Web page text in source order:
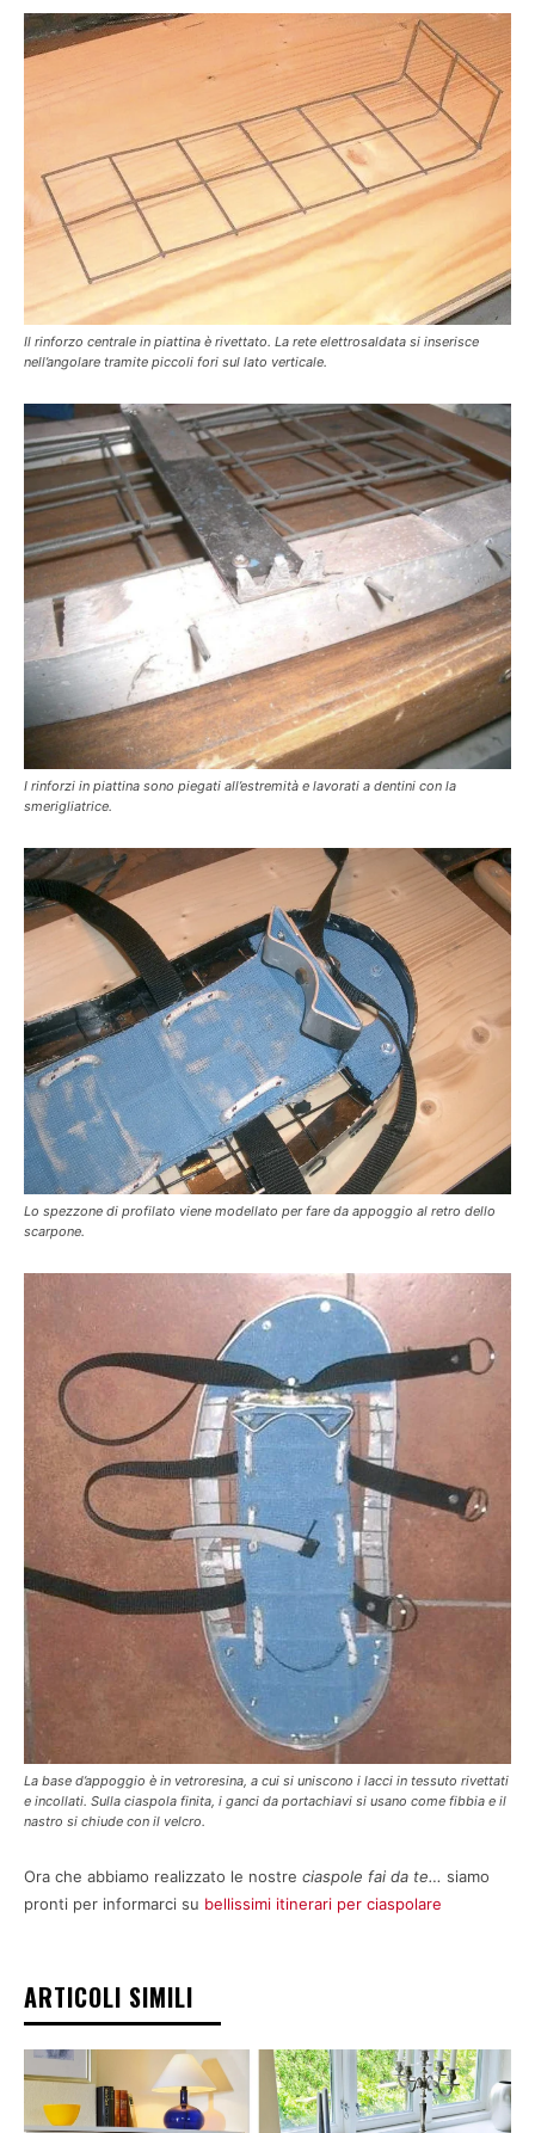
Il rinforzo centrale in piattina è rivettato. La rete elettrosaldata si inserisce
nell’angolare tramite piccoli fori sul lato verticale.
I rinforzi in piattina sono piegati all’estremità e lavorati a dentini con la
smerigliatrice.
Lo spezzone di profilato viene modellato per fare da appoggio al retro dello
scarpone.
La base d’appoggio è in vetroresina, a cui si uniscono i lacci in tessuto rivettati
e incollati. Sulla ciaspola finita, i ganci da portachiavi si usano come fibbia e il
nastro si chiude con il velcro.
Ora che abbiamo realizzato le nostre ciaspole fai da te… siamo
pronti per informarci su bellissimi itinerari per ciaspolare
ARTICOLI SIMILI